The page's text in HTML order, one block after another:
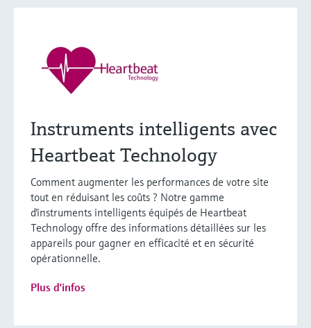
Instruments intelligents avec
Heartbeat Technology
Comment augmenter les performances de votre site
tout en réduisant les coûts ? Notre gamme
d'instruments intelligents équipés de Heartbeat
Technology offre des informations détaillées sur les
appareils pour gagner en efficacité et en sécurité
opérationnelle.
Plus d'infos